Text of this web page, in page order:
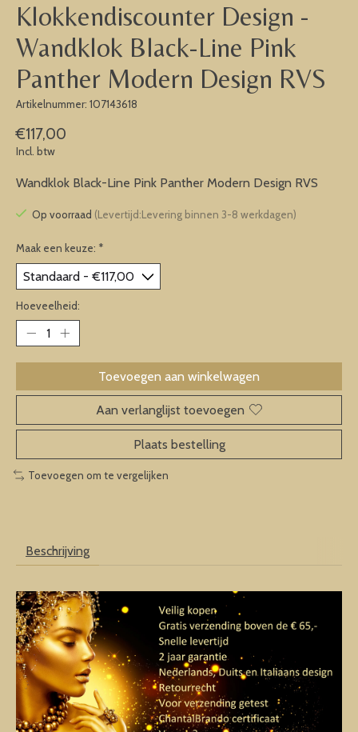
Klokkendiscounter Design -
Wandklok Black-Line Pink
Panther Modern Design RVS
Artikelnummer: 107143618
€117,00
Incl. btw
Wandklok Black-Line Pink Panther Modern Design RVS
Op voorraad (Levertijd:Levering binnen 3-8 werkdagen)
Maak een keuze: *
Hoeveelheid:
Toevoegen aan winkelwagen
Aan verlanglijst toevoegen
Plaats bestelling
Toevoegen om te vergelijken
Beschrijving